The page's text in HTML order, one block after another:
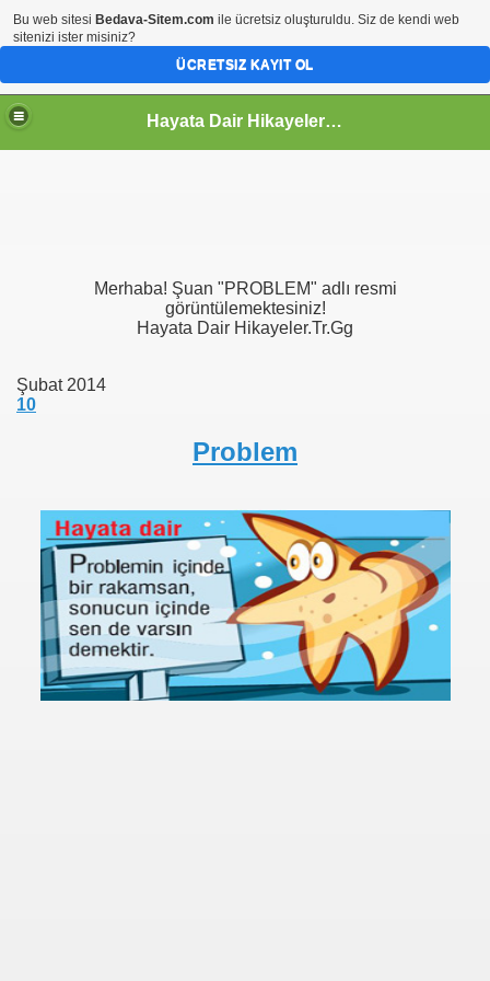
Hayata Dair Hikayeler | Hayata Bakışınız Değişecek
Merhaba! Şuan "PROBLEM" adlı resmi
görüntülemektesiniz!
Hayata Dair Hikayeler.Tr.Gg
Şubat 2014
10
Problem
Bu web sitesi Bedava-Sitem.com ile ücretsiz oluşturuldu. Siz de kendi web
sitenizi ister misiniz?
ÜCRETSIZ KAYIT OL